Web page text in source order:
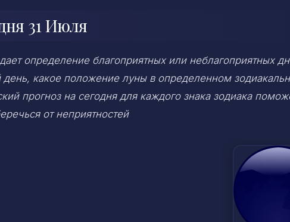
31 Июля
определение благоприятных или неблагоприятных
день, какое положение луны в определенном
прогноз на сегодня для каждого знака зодиака
от неприятностей